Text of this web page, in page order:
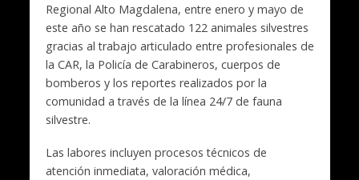
Regional Alto Magdalena, entre enero y mayo de
este año se han rescatado 122 animales silvestres
gracias al trabajo articulado entre profesionales de
la CAR, la Policía de Carabineros, cuerpos de
bomberos y los reportes realizados por la
comunidad a través de la línea 24/7 de fauna
silvestre.
Las labores incluyen procesos técnicos de
atención inmediata, valoración médica,